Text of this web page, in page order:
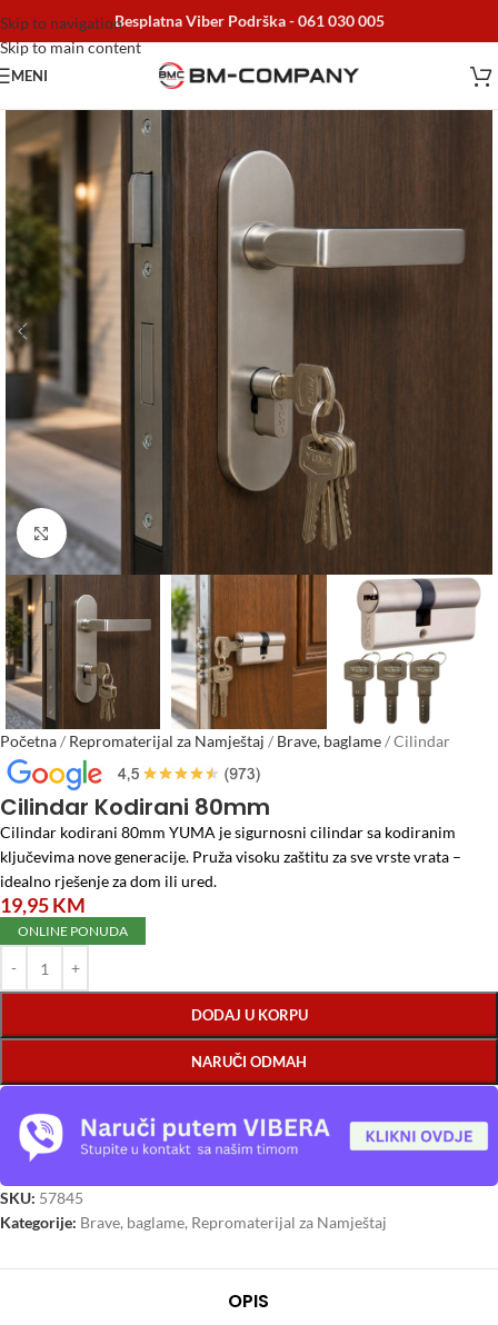
Skip to navigation
Skip to main content
Besplatna Viber Podrška -061 030 005
MENI
Click to enlarge
Početna/ Repromaterijal za Namještaj / Brave, baglame/Cilindar
Kodirani 80mm
Cilindar Kodirani 80mm
Cilindar kodirani 80mm YUMA je sigurnosni cilindar sa kodiranim
ključevima nove generacije. Pruža visoku zaštitu za sve vrste vrata –
idealno rješenje za dom ili ured.
19,95KM
ONLINE PONUDA
DODAJ U KORPU
NARUČI ODMAH
SKU: 57845
Kategorije: Brave, baglame, Repromaterijal za Namještaj
OPIS